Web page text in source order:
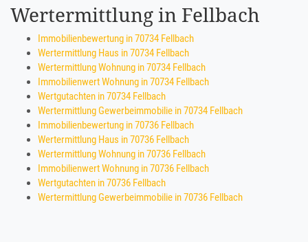
Wertermittlung in Fellbach
Immobilienbewertung in 70734 Fellbach
Wertermittlung Haus in 70734 Fellbach
Wertermittlung Wohnung in 70734 Fellbach
Immobilienwert Wohnung in 70734 Fellbach
Wertgutachten in 70734 Fellbach
Wertermittlung Gewerbeimmobilie in 70734 Fellbach
Immobilienbewertung in 70736 Fellbach
Wertermittlung Haus in 70736 Fellbach
Wertermittlung Wohnung in 70736 Fellbach
Immobilienwert Wohnung in 70736 Fellbach
Wertgutachten in 70736 Fellbach
Wertermittlung Gewerbeimmobilie in 70736 Fellbach